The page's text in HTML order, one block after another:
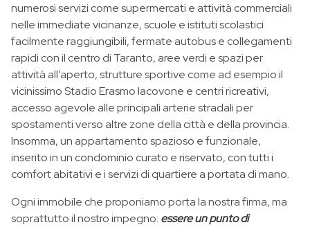
numerosi servizi come supermercati e attività commerciali
nelle immediate vicinanze, scuole e istituti scolastici
facilmente raggiungibili, fermate autobus e collegamenti
rapidi con il centro di Taranto, aree verdi e spazi per
attività all’aperto, strutture sportive come ad esempio il
vicinissimo Stadio Erasmo Iacovone e centri ricreativi,
accesso agevole alle principali arterie stradali per
spostamenti verso altre zone della città e della provincia.
Insomma, un appartamento spazioso e funzionale,
inserito in un condominio curato e riservato, con tutti i
comfort abitativi e i servizi di quartiere a portata di mano.
Ogni immobile che proponiamo porta la nostra firma, ma
soprattutto il nostro impegno: essere un punto di